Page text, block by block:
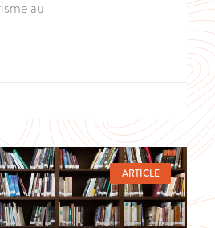
au
ARTICLE